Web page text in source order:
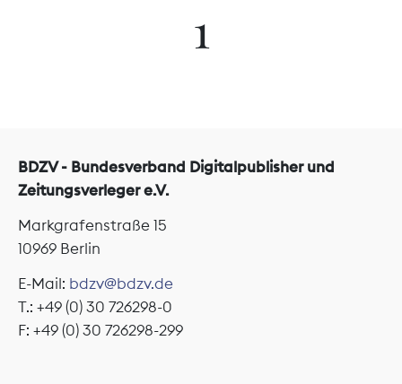
1
BDZV - Bundesverband Digitalpublisher und
Zeitungsverleger e.V.
Markgrafenstraße 15
10969 Berlin
E-Mail: bdzv@bdzv.de
T.: +49 (0) 30 726298-0
F: +49 (0) 30 726298-299